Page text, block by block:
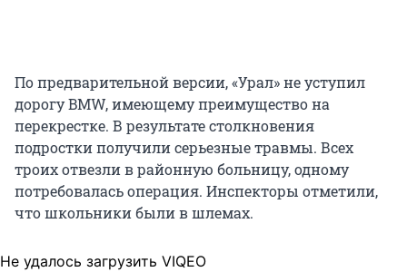
По предварительной версии, «Урал» не уступил
дорогу BMW, имеющему преимущество на
перекрестке. В результате столкновения
подростки получили серьезные травмы. Всех
троих отвезли в районную больницу, одному
потребовалась операция. Инспекторы отметили,
что школьники были в шлемах.
Не удалось загрузить VIQEO